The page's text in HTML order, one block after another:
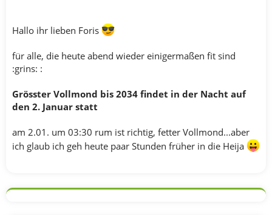
Hallo ihr lieben Foris
für alle, die heute abend wieder einigermaßen fit sind
:grins: :
Grösster Vollmond bis 2034 findet in der Nacht auf
den 2. Januar statt
am 2.01. um 03:30 rum ist richtig, fetter Vollmond...aber
ich glaub ich geh heute paar Stunden früher in die Heija